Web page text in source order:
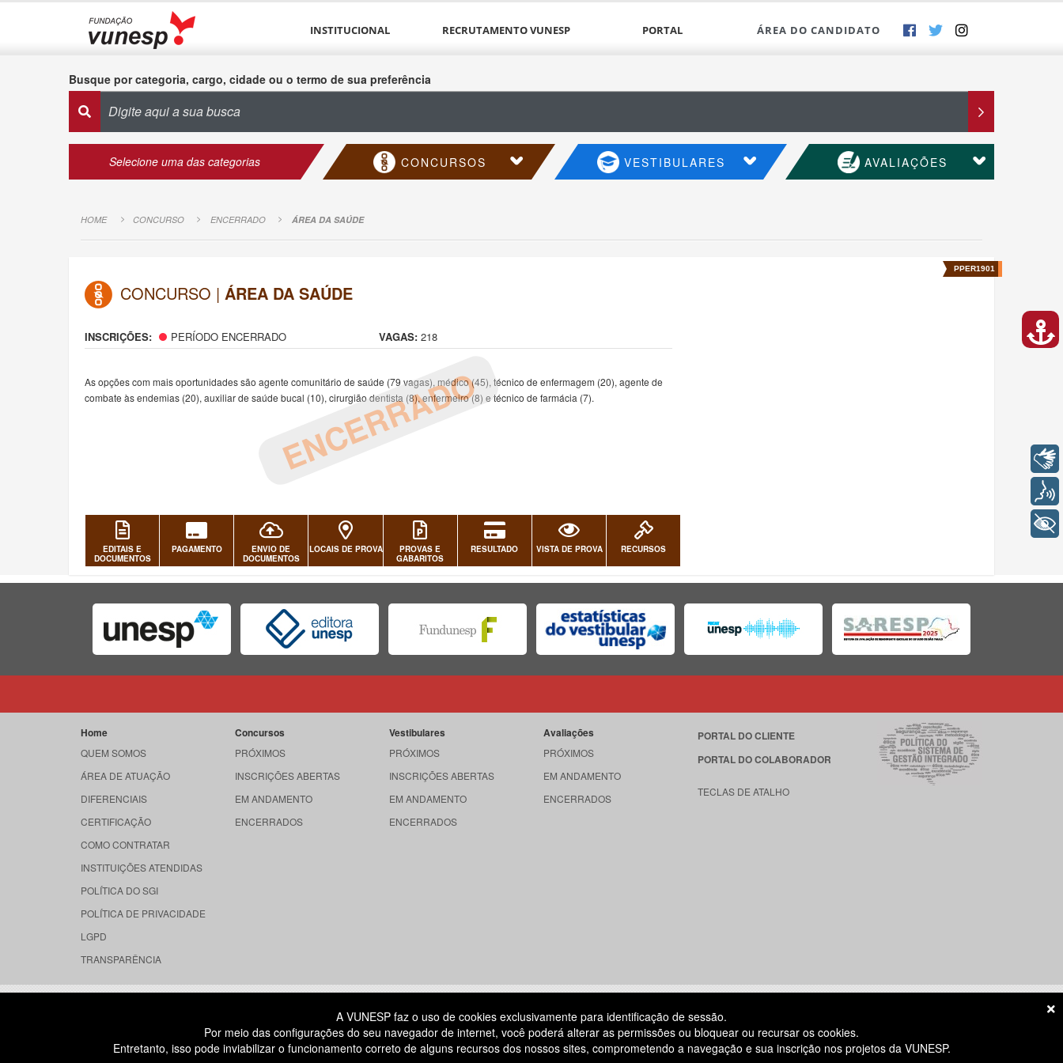
INSTITUCIONAL RECRUTAMENTO VUNESP PORTAL ÁREA DO CANDIDATO
Busque por categoria, cargo, cidade ou o termo de sua preferência
Selecione uma das categorias CONCURSOS VESTIBULARES AVALIAÇÕES
HOME CONCURSO ENCERRADO ÁREA DA SAÚDE
PPER1901
CONCURSO | ÁREA DA SAÚDE
INSCRIÇÕES: PERÍODO ENCERRADO VAGAS:218
ENCERRADO
As opções com mais oportunidades são agente comunitário de saúde (79 vagas), médico (45), técnico de enfermagem (20), agente de
combate às endemias (20), auxiliar de saúde bucal (10), cirurgião dentista (8), enfermeiro (8) e técnico de farmácia (7).
EDITAIS E
DOCUMENTOS
PAGAMENTO
ENVIO DE
DOCUMENTOS
LOCAIS DE PROVA
PROVAS E
GABARITOS
RESULTADO VISTA DE PROVA RECURSOS
Home
QUEM SOMOS
ÁREA DE ATUAÇÃO
DIFERENCIAIS
CERTIFICAÇÃO
COMO CONTRATAR
INSTITUIÇÕES ATENDIDAS
POLÍTICA DO SGI
POLÍTICA DE PRIVACIDADE
LGPD
TRANSPARÊNCIA
Concursos
PRÓXIMOS
INSCRIÇÕES ABERTAS
EM ANDAMENTO
ENCERRADOS
Vestibulares
PRÓXIMOS
INSCRIÇÕES ABERTAS
EM ANDAMENTO
ENCERRADOS
Avaliações
PRÓXIMOS
EM ANDAMENTO
ENCERRADOS
PORTAL DO CLIENTE
PORTAL DO COLABORADOR
TECLAS DE ATALHO
RUA DONA GERMAINE BURCHARD, 515
ÁGUA BRANCA - SÃO PAULO SP
CEP: 05002-062
ATENDIMENTO AO CANDIDATO
11 3874-6300
DIAS ÚTEISdas 8h às 18h
A VUNESP faz o uso de cookies exclusivamente para identificação de sessão.
Por meio das configurações do seu navegador de internet, você poderá alterar as permissões ou bloquear ou recursar os cookies.
Entretanto, isso pode inviabilizar o funcionamento correto de alguns recursos dos nossos sites, comprometendo a navegação e sua inscrição nos projetos da VUNESP.